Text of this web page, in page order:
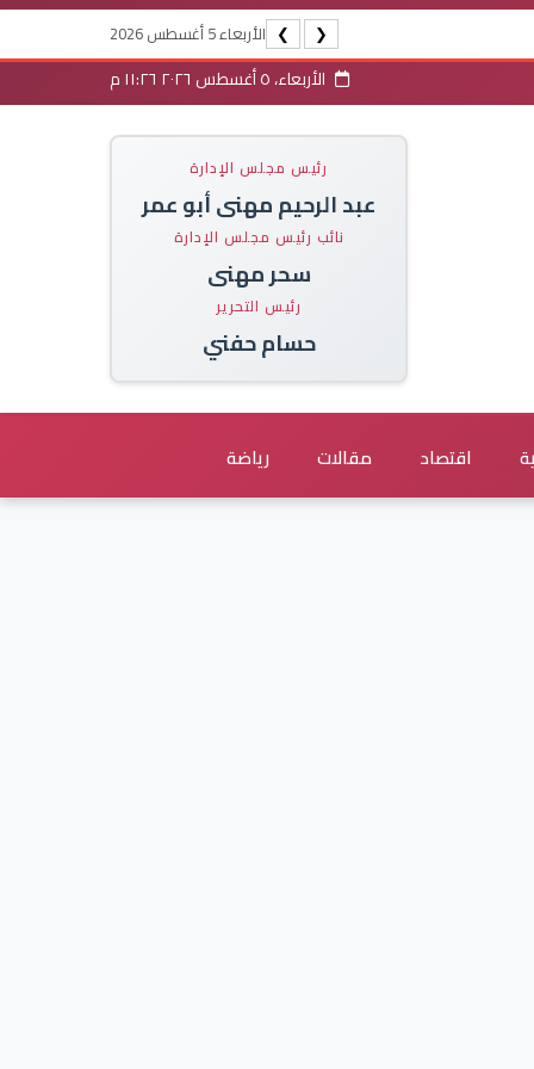
❮
❯ الأربعاء 5 أغسطس 2026
الأربعاء، ٥ أغسطس ٢٠٢٦ ١١:٢٦ م
رئيس مجلس الإدارة
عبد الرحيم مهنى أبو عمر
نائب رئيس مجلس الإدارة
سحر مهنى
رئيس التحرير
حسام حفني
اقتصاد مقالات رياضة